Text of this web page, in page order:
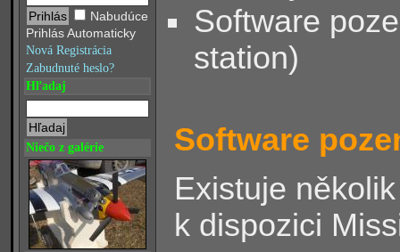
Nabudúce
Prihlás Automaticky
Nová Registrácia
Zabudnuté heslo?
Hľadaj
Niečo z galérie
Software
station)
Software
Existuje
k dispozici